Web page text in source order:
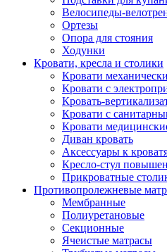
Велосипеды-
Ортезы
Опора для стояния
Ходунки
Кровати, кресла и столики
Кровати
Кровати с
Кровать-
Кровати с
Кровати
Диван кровать
Аксессуары к
Кресло-стул
Прикроватные
Противопролежневые
Мембранные
Полиуретановые
Секционные
Ячеистые матрасы